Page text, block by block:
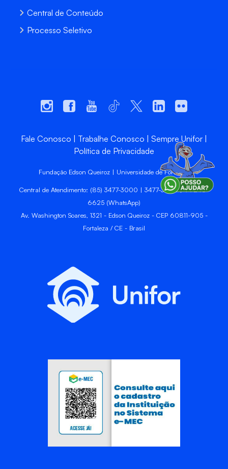
Central de Conteúdo
Processo Seletivo
Fale Conosco Trabalhe Conosco
Sempre Unifor
Política de Privacidade
Fundação Edson Queiroz | Universidade de Fortaleza
Central de Atendimento: (85) 3477-3000 | 3477-3400 | 99246-
6625 (WhatsApp)
Av. Washington Soares, 1321 - Edson Queiroz - CEP 60811-905 -
Fortaleza / CE - Brasil